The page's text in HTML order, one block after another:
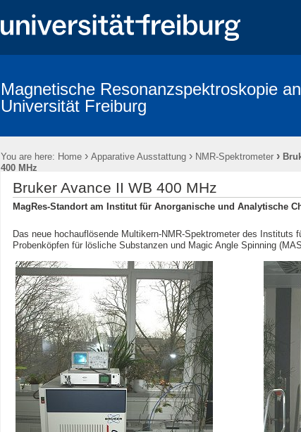
Magnetische Resonanzspektroskopie
Universität Freiburg
You are here: Home › Apparative Ausstattung › NMR-Spektrometer ›
400 MHz
Bruker Avance II WB 400 MHz
MagRes-Standort am Institut für Anorganische und Analytische
Das neue hochauflösende Multikern-NMR-Spektrometer des Instituts
Probenköpfen für lösliche Substanzen und Magic Angle Spinning